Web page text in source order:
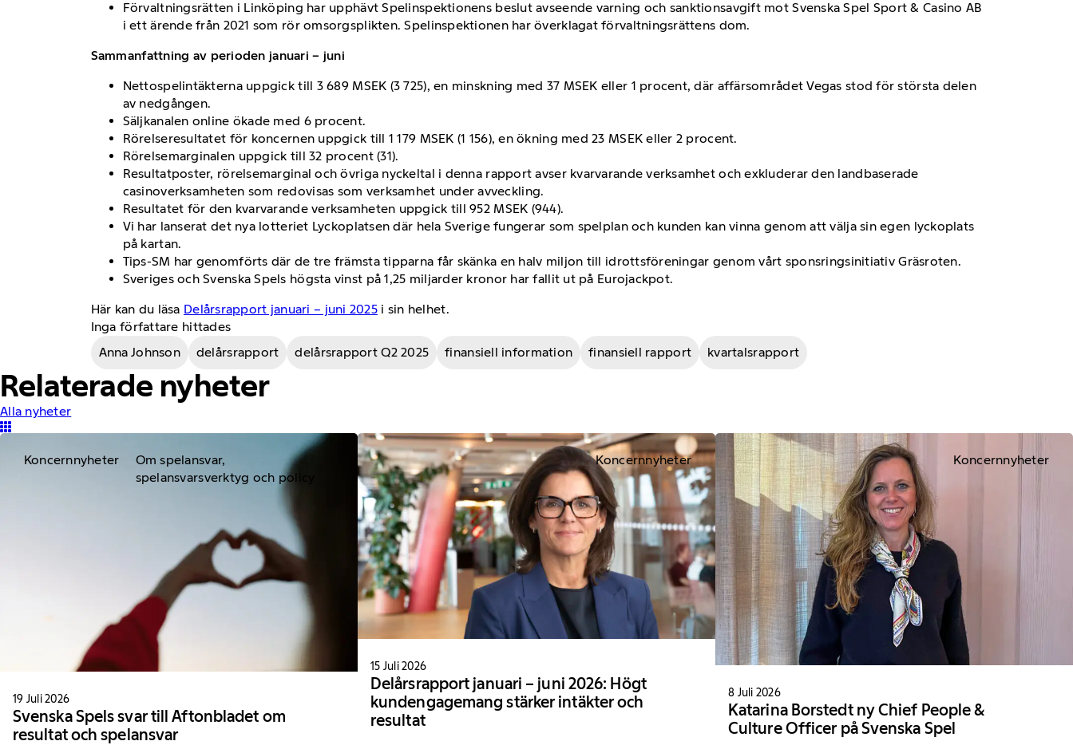
Förvaltningsrätten i Linköping har upphävt Spelinspektionens beslut avseende varning och sanktionsavgift mot Svenska Spel Sport & Casino AB
i ett ärende från 2021 som rör omsorgsplikten. Spelinspektionen har överklagat förvaltningsrättens dom.
Sammanfattning av perioden januari – juni
Nettospelintäkterna uppgick till 3 689 MSEK (3 725), en minskning med 37 MSEK eller 1 procent, där affärsområdet Vegas stod för största delen
av nedgången.
Säljkanalen online ökade med 6 procent.
Rörelseresultatet för koncernen uppgick till 1 179 MSEK (1 156), en ökning med 23 MSEK eller 2 procent.
Rörelsemarginalen uppgick till 32 procent (31).
Resultatposter, rörelsemarginal och övriga nyckeltal i denna rapport avser kvarvarande verksamhet och exkluderar den landbaserade
casinoverksamheten som redovisas som verksamhet under avveckling.
Resultatet för den kvarvarande verksamheten uppgick till 952 MSEK (944).
Vi har lanserat det nya lotteriet Lyckoplatsen där hela Sverige fungerar som spelplan och kunden kan vinna genom att välja sin egen lyckoplats
på kartan.
Tips-SM har genomförts där de tre främsta tipparna får skänka en halv miljon till idrottsföreningar genom vårt sponsringsinitiativ Gräsroten.
Sveriges och Svenska Spels högsta vinst på 1,25 miljarder kronor har fallit ut på Eurojackpot.
Här kan du läsa Delårsrapport januari – juni 2025 i sin helhet.
Inga författare hittades
Anna Johnson
delårsrapport delårsrapport Q2 2025 finansiell information finansiell rapport kvartalsrapport
Relaterade nyheter
Alla nyheter
Koncernnyheter
Om spelansvar,
spelansvarsverktyg och policy
19 Juli 2026
Svenska Spels svar till Aftonbladet om
resultat och spelansvar
Koncernnyheter
15 Juli 2026
Delårsrapport januari – juni 2026: Högt
kundengagemang stärker intäkter och
resultat
Koncernnyheter
8 Juli 2026
Katarina Borstedt ny Chief People &
Culture Officer på Svenska Spel